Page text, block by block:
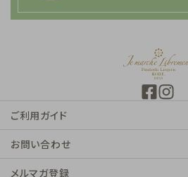
ご利用ガイド
お問い合わせ
メルマガ登録